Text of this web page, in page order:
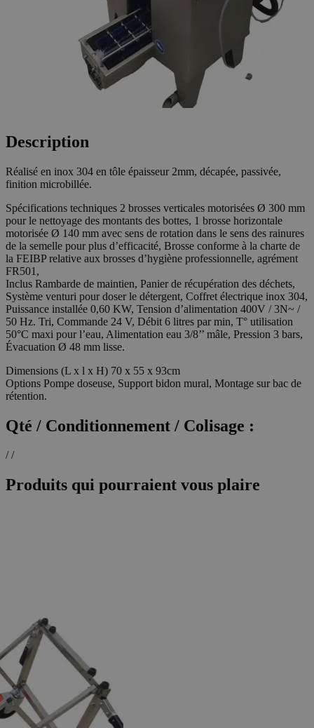
Description
Réalisé en inox 304 en tôle épaisseur 2mm, décapée, passivée,
finition microbillée.
Spécifications techniques 2 brosses verticales motorisées Ø 300 mm
pour le nettoyage des montants des bottes, 1 brosse horizontale
motorisée Ø 140 mm avec sens de rotation dans le sens des rainures
de la semelle pour plus d’efficacité, Brosse conforme à la charte de
la FEIBP relative aux brosses d’hygiène professionnelle, agrément
FR501,
Inclus Rambarde de maintien, Panier de récupération des déchets,
Système venturi pour doser le détergent, Coffret électrique inox 304,
Puissance installée 0,60 KW, Tension d’alimentation 400V / 3N~ /
50 Hz. Tri, Commande 24 V, Débit 6 litres par min, T° utilisation
50°C maxi pour l’eau, Alimentation eau 3/8’’ mâle, Pression 3 bars,
Évacuation Ø 48 mm lisse.
Dimensions (L x l x H) 70 x 55 x 93cm
Options Pompe doseuse, Support bidon mural, Montage sur bac de
rétention.
Qté / Conditionnement / Colisage :
/ /
Produits qui pourraient vous plaire